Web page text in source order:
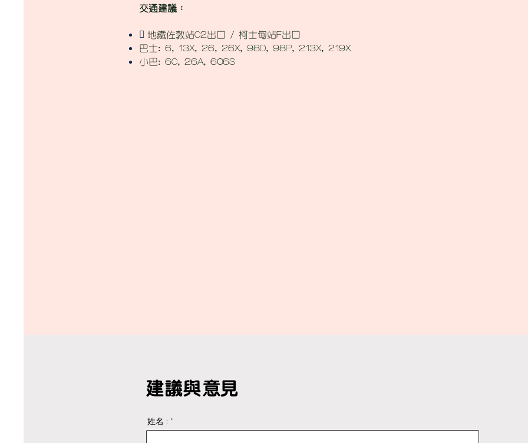
​交通建議：
 地鐵佐敦站C2出口 / 柯士甸站F出口
巴士: 6, 13X, 26, 26X, 98D, 98P, 213X, 219X
小巴: 6C, 26A, 606S
建議與意見
姓名 :